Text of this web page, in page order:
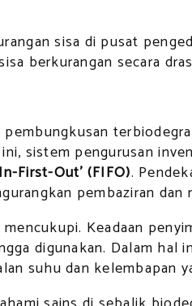
sisa di pusat
berkurangan secara
sistem pengurusan
First-Out’ (FIFO).
pembaziran
Keadaan
digunakan. Dalam
suhu dan